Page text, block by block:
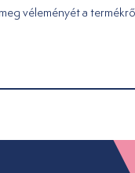
véleményét a